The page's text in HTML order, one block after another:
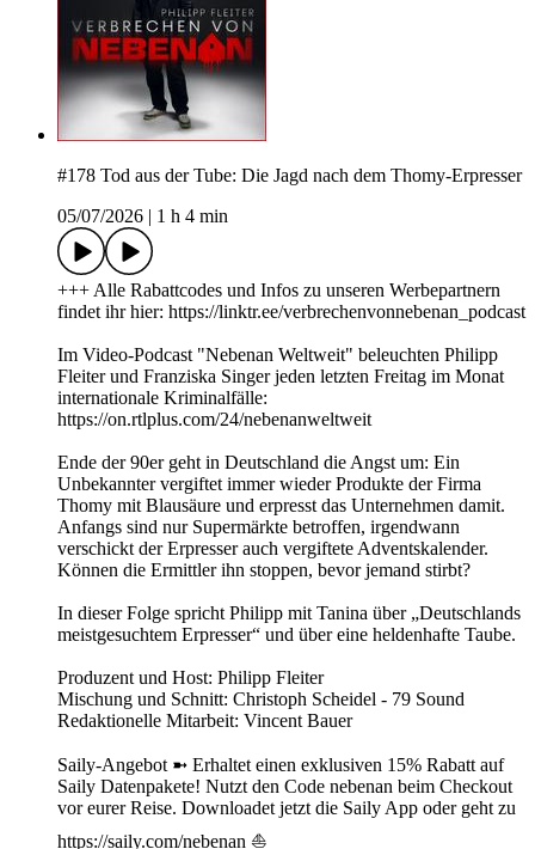
#178 Tod aus der Tube: Die Jagd nach dem Thomy-Erpresser
05/07/2026
1 h 4 min
+++ Alle Rabattcodes und Infos zu unseren Werbepartnern
findet ihr hier: https://linktr.ee/verbrechenvonnebenan_podcast
Im Video-Podcast "Nebenan Weltweit" beleuchten Philipp
Fleiter und Franziska Singer jeden letzten Freitag im Monat
internationale Kriminalfälle:
https://on.rtlplus.com/24/nebenanweltweit
Ende der 90er geht in Deutschland die Angst um: Ein
Unbekannter vergiftet immer wieder Produkte der Firma
Thomy mit Blausäure und erpresst das Unternehmen damit.
Anfangs sind nur Supermärkte betroffen, irgendwann
verschickt der Erpresser auch vergiftete Adventskalender.
Können die Ermittler ihn stoppen, bevor jemand stirbt?
In dieser Folge spricht Philipp mit Tanina über „Deutschlands
meistgesuchtem Erpresser“ und über eine heldenhafte Taube.
Produzent und Host: Philipp Fleiter
Mischung und Schnitt: Christoph Scheidel - 79 Sound
Redaktionelle Mitarbeit: Vincent Bauer
Saily-Angebot ➼ Erhaltet einen exklusiven 15% Rabatt auf
Saily Datenpakete! Nutzt den Code nebenan beim Checkout
vor eurer Reise. Downloadet jetzt die Saily App oder geht zu
https://saily.com/nebenan ⛵